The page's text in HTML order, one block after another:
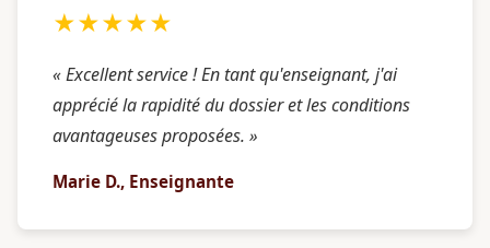
★★★★★
« Excellent service ! En tant qu'enseignant, j'ai
apprécié la rapidité du dossier et les conditions
avantageuses proposées. »
Marie D., Enseignante